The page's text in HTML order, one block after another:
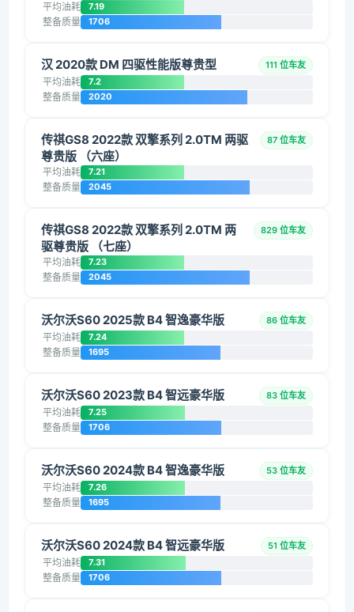
平均油耗 7.19
整备质量 1706
汉 2020款 DM 四驱性能版尊贵型 111 位车友
平均油耗 7.2
整备质量 2020
传祺GS8 2022款 双擎系列 2.0TM 两驱
尊贵版 （六座）
87 位车友
平均油耗 7.21
整备质量 2045
传祺GS8 2022款 双擎系列 2.0TM 两
驱尊贵版 （七座）
829 位车友
平均油耗 7.23
整备质量 2045
沃尔沃S60 2025款 B4 智逸豪华版 86 位车友
平均油耗 7.24
整备质量 1695
沃尔沃S60 2023款 B4 智远豪华版 83 位车友
平均油耗 7.25
整备质量 1706
沃尔沃S60 2024款 B4 智逸豪华版 53 位车友
平均油耗 7.26
整备质量 1695
沃尔沃S60 2024款 B4 智远豪华版 51 位车友
平均油耗 7.31
整备质量 1706